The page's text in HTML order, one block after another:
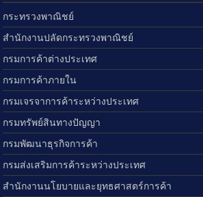
กระทรวงพาณิชย์
สำนักงานปลัดกระทรวงพาณิชย์
กรมการค้าต่างประเทศ
กรมการค้าภายใน
กรมเจรจาการค้าระหว่างประเทศ
กรมทรัพย์สินทางปัญญา
กรมพัฒนาธุรกิจการค้า
กรมส่งเสริมการค้าระหว่างประเทศ
สำนักงานนโยบายและยุทธศาสตร์การค้า